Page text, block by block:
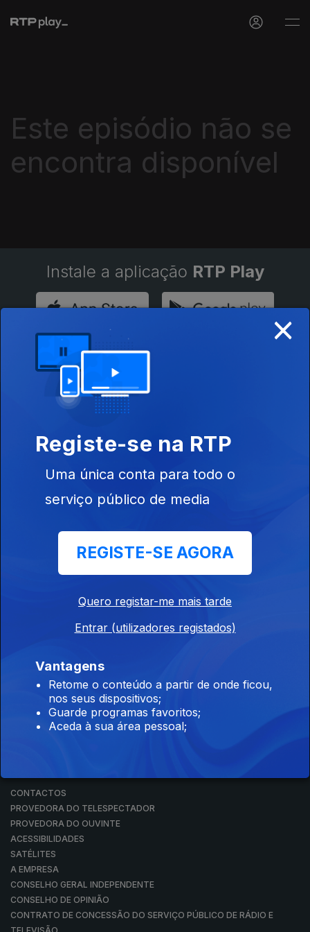
Este episódio não se
encontra disponível
Instale a aplicação RTP Play
Disponível para iOS, Android, Apple TV, Android TV e
CarPlay
RTP PLAY
EM DIRETO
REVER PROGRAMAS
CONCURSOS
CONTACTOS
PROVEDORA DO TELESPECTADOR
PROVEDORA DO OUVINTE
ACESSIBILIDADES
SATÉLITES
A EMPRESA
CONSELHO GERAL INDEPENDENTE
CONSELHO DE OPINIÃO
CONTRATO DE CONCESSÃO DO SERVIÇO PÚBLICO DE RÁDIO E
×
Registe-se na RTP
Uma única conta para todo o
serviço público de media
REGISTE-SE AGORA
Quero registar-me mais tarde
Entrar (utilizadores registados)
Vantagens
Retome o conteúdo a partir de onde ficou,
nos seus dispositivos;
Guarde programas favoritos;
Aceda à sua área pessoal;